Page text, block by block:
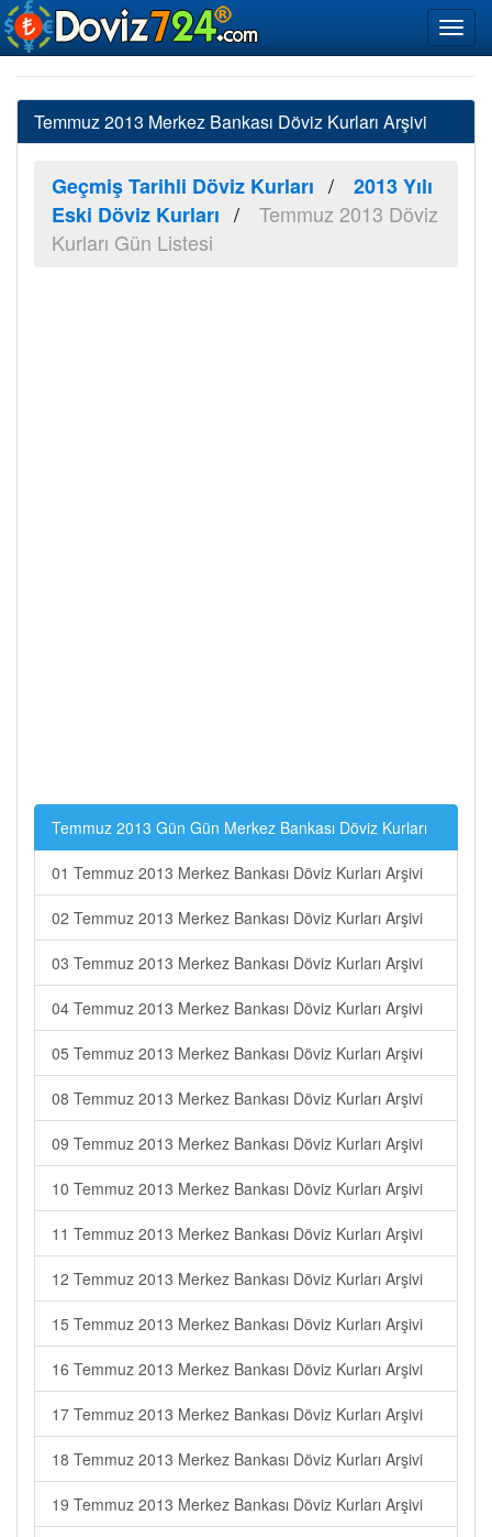
Temmuz 2013 Merkez Bankası Döviz Kurları Arşivi
Geçmiş Tarihli Döviz Kurları
2013 Yılı
Eski Döviz Kurları
Temmuz 2013 Döviz
Kurları Gün Listesi
Temmuz 2013 Gün Gün Merkez Bankası Döviz Kurları
01 Temmuz 2013 Merkez Bankası Döviz Kurları Arşivi
02 Temmuz 2013 Merkez Bankası Döviz Kurları Arşivi
03 Temmuz 2013 Merkez Bankası Döviz Kurları Arşivi
04 Temmuz 2013 Merkez Bankası Döviz Kurları Arşivi
05 Temmuz 2013 Merkez Bankası Döviz Kurları Arşivi
08 Temmuz 2013 Merkez Bankası Döviz Kurları Arşivi
09 Temmuz 2013 Merkez Bankası Döviz Kurları Arşivi
10 Temmuz 2013 Merkez Bankası Döviz Kurları Arşivi
11 Temmuz 2013 Merkez Bankası Döviz Kurları Arşivi
12 Temmuz 2013 Merkez Bankası Döviz Kurları Arşivi
15 Temmuz 2013 Merkez Bankası Döviz Kurları Arşivi
16 Temmuz 2013 Merkez Bankası Döviz Kurları Arşivi
17 Temmuz 2013 Merkez Bankası Döviz Kurları Arşivi
18 Temmuz 2013 Merkez Bankası Döviz Kurları Arşivi
19 Temmuz 2013 Merkez Bankası Döviz Kurları Arşivi